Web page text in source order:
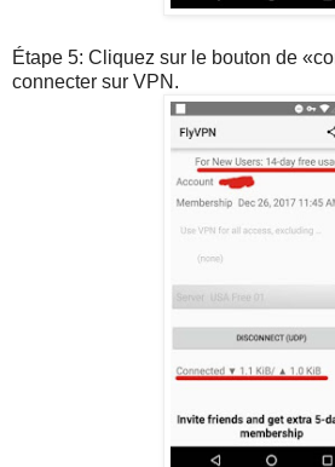
Étape 5: Cliquez sur le bouton de
connecter sur VPN.